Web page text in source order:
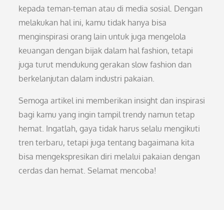
kepada teman-teman atau di media sosial. Dengan
melakukan hal ini, kamu tidak hanya bisa
menginspirasi orang lain untuk juga mengelola
keuangan dengan bijak dalam hal fashion, tetapi
juga turut mendukung gerakan slow fashion dan
berkelanjutan dalam industri pakaian.
Semoga artikel ini memberikan insight dan inspirasi
bagi kamu yang ingin tampil trendy namun tetap
hemat. Ingatlah, gaya tidak harus selalu mengikuti
tren terbaru, tetapi juga tentang bagaimana kita
bisa mengekspresikan diri melalui pakaian dengan
cerdas dan hemat. Selamat mencoba!